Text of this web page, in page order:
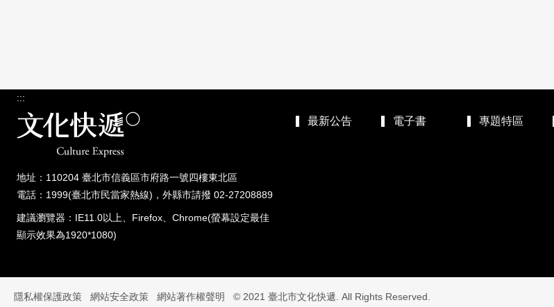
:::
地址：110204 臺北市信義區市府路一號四樓東北區
電話：1999(臺北市民當家熱線)，外縣市請撥 02-27208889
建議瀏覽器：IE11.0以上、Firefox、Chrome(螢幕設定最佳
顯示效果為1920*1080)
最新公告 電子書 專題特區
隱私權保護政策 網站安全政策 網站著作權聲明 © 2021 臺北市文化快遞. All Rights Reserved.